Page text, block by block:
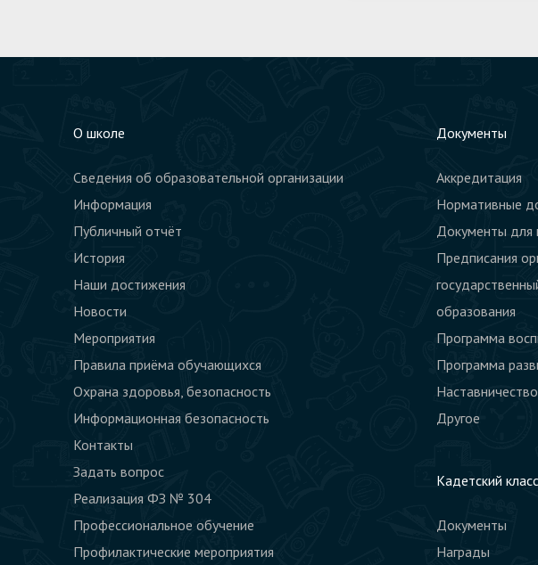
О школе
Сведения об образовательной организации
Информация
Публичный отчёт
История
Наши достижения
Новости
Мероприятия
Правила приёма обучающихся
Охрана здоровья, безопасность
Информационная безопасность
Контакты
Задать вопрос
Реализация ФЗ № 304
Профессиональное обучение
Профилактические мероприятия
Документы
Аккредитация
Нормативные
Документы для
Предписания
образования
Программа
Программа
Наставничество
Другое
Кадетский
Документы
Награды